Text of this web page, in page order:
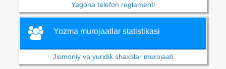
Yagona telefon reglamenti
Yozma murojaatlar statistikasi
Jismoniy va yuridik shaxslar murojaati